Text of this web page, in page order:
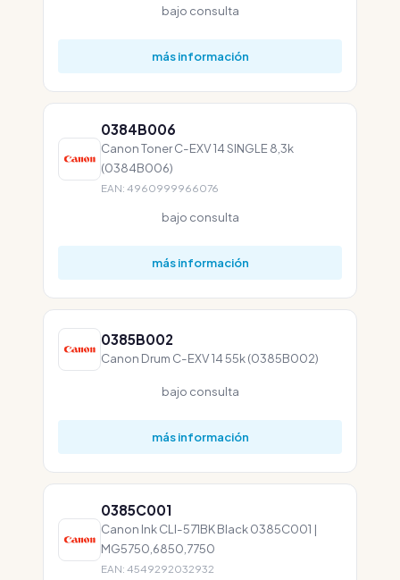
bajo consulta
más información
0384B006
Canon Toner C-EXV 14 SINGLE 8,3k
(0384B006)
EAN: 4960999966076
bajo consulta
más información
0385B002
Canon Drum C-EXV 14 55k (0385B002)
bajo consulta
más información
0385C001
Canon Ink CLI-571BK Black 0385C001 |
MG5750,6850,7750
EAN: 4549292032932